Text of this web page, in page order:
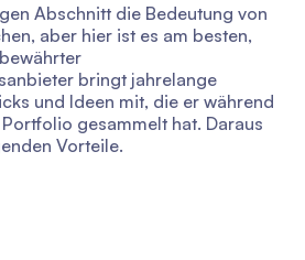
Abschnitt die Bedeutung von
aber hier ist es am besten,
bringt jahrelange
und Ideen mit, die er während
gesammelt hat. Daraus
Vorteile.